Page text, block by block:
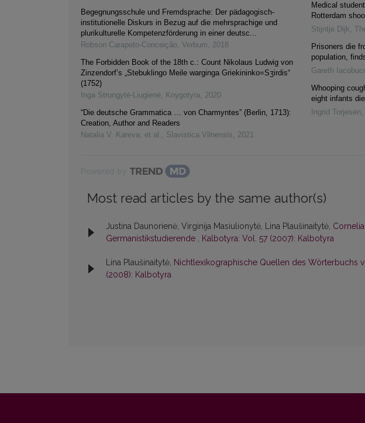
Begegnungsschule und Fremdsprache: Der pädagogisch-
institutionelle Diskurs in Bezug auf die mehrsprachige und
plurikulturelle Kompetenzförderung in einer deutsc...
Robson Carapeto-Conceição, Verbum, 2018
The Forbidden Book of the 18th c.: Count Nikolaus Ludwig von
Zinzendorf’s „Stebuklingo Meile warginga Griekininko=Sʒirdis“
(1752)
Inga Strungytė-Liugienė, Knygotyra, 2020
“Die deutsche Grammatica … von Charmyntes” (Berlin, 1713):
Creation, Author and Readers
Natalia V. Kareva, et al. , Slavistica Vilnensis, 2021
Medical
Rotterdam
Stijntje Dijk,
Prisoners die
population,
Gareth
Whooping
eight infants
Ingrid Torjesen,
Most read articles by the same author(s)
Justina Daunorienė, Virginija Masiulionytė, Lina Plaušinaitytė,
Germanistikstudierende , Kalbotyra: Vol. 57 (2007): Kalbotyra
Lina Plaušinaitytė, Nichtlexikographische Quellen des Wörterbuchs
(2008): Kalbotyra